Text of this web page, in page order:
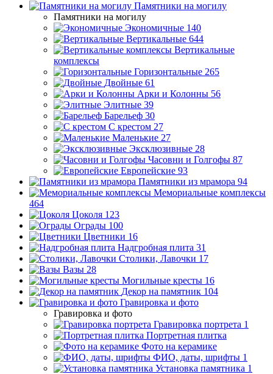
Памятники на могилу
Памятники на могилу
Экономичные 140
Вертикальные 644
Вертикальные
комплексы
Горизонтальные 265
Двойные 61
Арки и Колонны 56
Элитные 39
Барельеф 30
С крестом 27
Маленькие 27
Эксклюзивные 28
Часовни и Голгофы 87
Европейские 93
Памятники из мрамора 94
Мемориальные комплексы
464
Цоколя 123
Ограды 100
Цветники 16
Надгробная плита 31
Столики, Лавочки 17
Вазы 28
Могильные кресты 16
Декор на памятник 104
Гравировка и фото
Гравировка и фото
Гравировка портрета 1
Портретная плитка
Фото на керамике
ФИО, даты, шрифты 1
Установка памятника 1